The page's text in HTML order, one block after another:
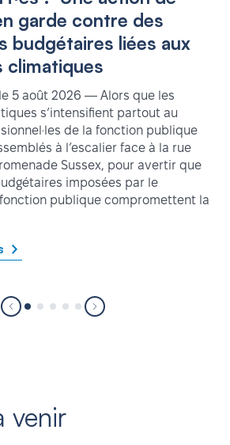
garde contre des
budgétaires liées aux
climatiques
5 août 2026 — Alors que les
s’intensifient partout au
de la fonction publique
à l’escalier face à la rue
Sussex, pour avertir que
imposées par le
publique compromettent la
venir